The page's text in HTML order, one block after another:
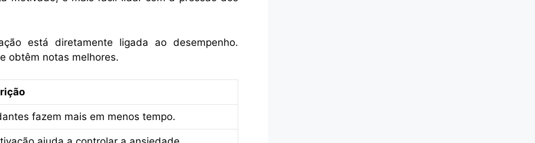
está diretamente ligada ao desempenho.
obtêm notas melhores.
fazem mais em menos tempo.